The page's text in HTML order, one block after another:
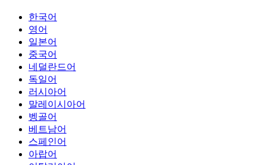
한국어
영어
일본어
중국어
네덜란드어
독일어
러시아어
말레이시아어
벵골어
베트남어
스페인어
아랍어